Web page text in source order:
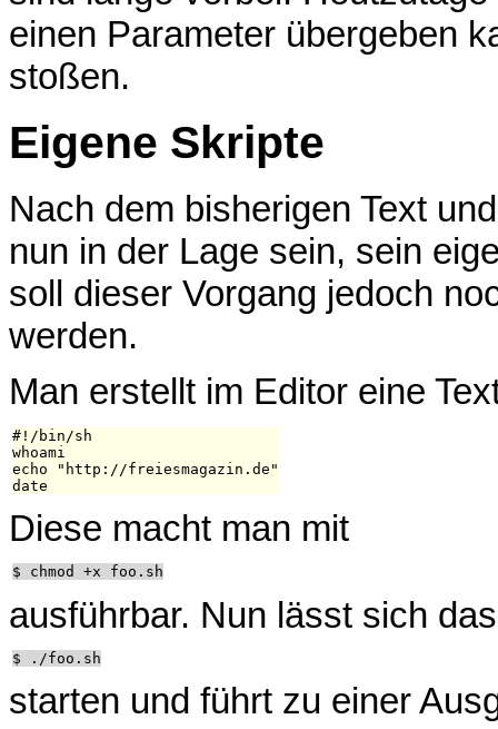
einen Parameter übergeben
stoßen.
Eigene Skripte
Nach dem bisherigen Text
nun in der Lage sein, sein
soll dieser Vorgang jedoch
werden.
Man erstellt im Editor eine
#!/bin/sh
whoami
echo "http://freiesmagazin.de"
Diese macht man mit
ausführbar. Nun lässt sich
starten und führt zu einer